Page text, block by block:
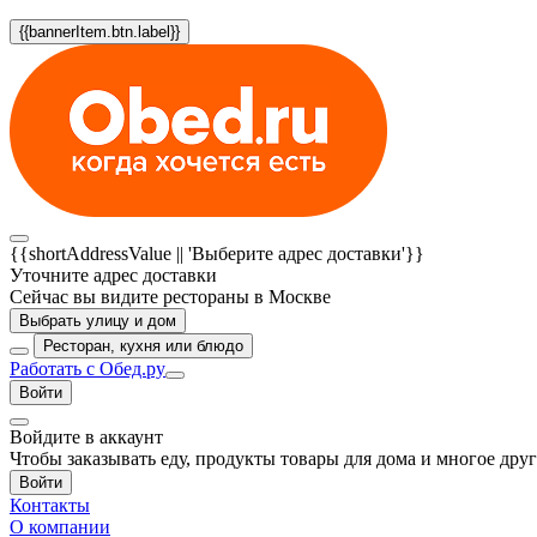
{{bannerItem.btn.label}}
{{shortAddressValue || 'Выберите адрес доставки'}}
Уточните адрес доставки
Сейчас вы видите рестораны в Москве
Выбрать улицу и дом
Ресторан, кухня или блюдо
Работать с Обед.ру
Войти
Войдите в аккаунт
Чтобы заказывать еду, продукты товары для дома и многое
Войти
Контакты
О компании